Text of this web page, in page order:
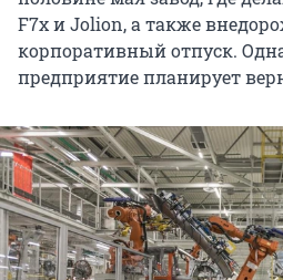
F7x и Jolion, а также
корпоративный отпуск.
предприятие планирует